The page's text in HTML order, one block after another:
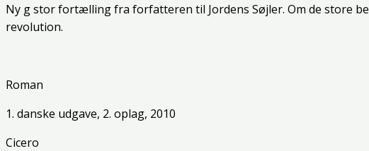
Ny g stor fortælling fra forfatteren til Jordens Søjler. Om de store
revolution.
Roman
1. danske udgave, 2. oplag, 2010
Cicero